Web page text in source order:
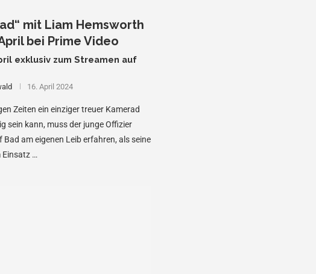
mit Liam Hemsworth
bei Prime Video
exklusiv zum Streamen auf
16. April 2024
Zeiten ein einziger treuer Kamerad
sein kann, muss der junge Offizier
Bad am eigenen Leib erfahren, als seine
Einsatz …